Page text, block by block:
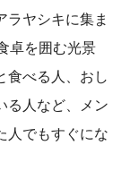
ラヤシキに集ま
卓を囲む光景
食べる人、おし
る人など、メン
人でもすぐにな